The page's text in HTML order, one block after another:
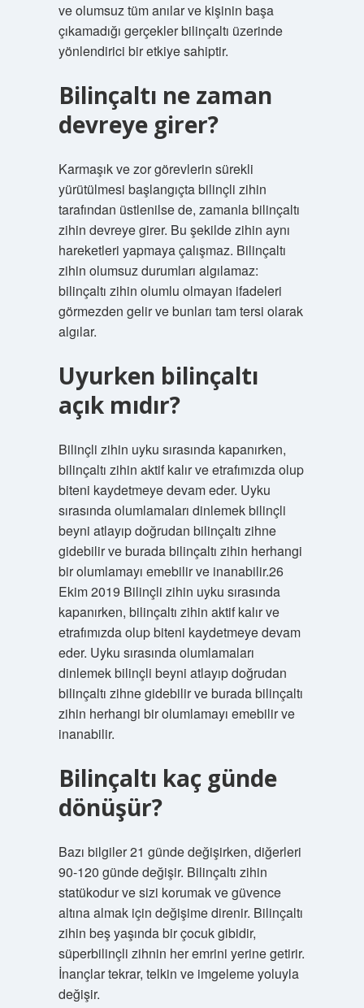
ve olumsuz tüm anılar ve kişinin başa
çıkamadığı gerçekler bilinçaltı üzerinde
yönlendirici bir etkiye sahiptir.
Bilinçaltı ne zaman
devreye girer?
Karmaşık ve zor görevlerin sürekli
yürütülmesi başlangıçta bilinçli zihin
tarafından üstlenilse de, zamanla bilinçaltı
zihin devreye girer. Bu şekilde zihin aynı
hareketleri yapmaya çalışmaz. Bilinçaltı
zihin olumsuz durumları algılamaz:
bilinçaltı zihin olumlu olmayan ifadeleri
görmezden gelir ve bunları tam tersi olarak
algılar.
Uyurken bilinçaltı
açık mıdır?
Bilinçli zihin uyku sırasında kapanırken,
bilinçaltı zihin aktif kalır ve etrafımızda olup
biteni kaydetmeye devam eder. Uyku
sırasında olumlamaları dinlemek bilinçli
beyni atlayıp doğrudan bilinçaltı zihne
gidebilir ve burada bilinçaltı zihin herhangi
bir olumlamayı emebilir ve inanabilir.26
Ekim 2019 Bilinçli zihin uyku sırasında
kapanırken, bilinçaltı zihin aktif kalır ve
etrafımızda olup biteni kaydetmeye devam
eder. Uyku sırasında olumlamaları
dinlemek bilinçli beyni atlayıp doğrudan
bilinçaltı zihne gidebilir ve burada bilinçaltı
zihin herhangi bir olumlamayı emebilir ve
inanabilir.
Bilinçaltı kaç günde
dönüşür?
Bazı bilgiler 21 günde değişirken, diğerleri
90-120 günde değişir. Bilinçaltı zihin
statükodur ve sizi korumak ve güvence
altına almak için değişime direnir. Bilinçaltı
zihin beş yaşında bir çocuk gibidir,
süperbilinçli zihnin her emrini yerine getirir.
İnançlar tekrar, telkin ve imgeleme yoluyla
değişir.